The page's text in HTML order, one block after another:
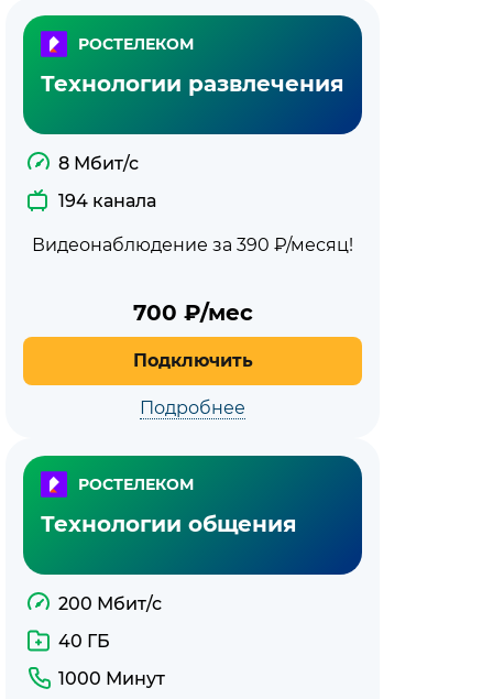
РОСТЕЛЕКОМ
Технологии развлечения
8 Мбит/с
194 канала
Видеонаблюдение за 390 ₽/месяц!
700 ₽/мес
Подключить
Подробнее
РОСТЕЛЕКОМ
Технологии общения
200 Мбит/с
40 ГБ
1000 Минут